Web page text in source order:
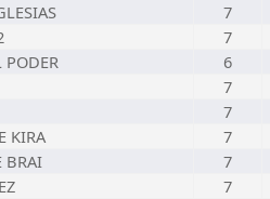
7
7
PODER
6
7
7
KIRA
7
BRAI
7
7